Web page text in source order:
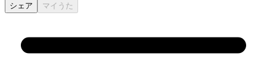
シェア マイうた